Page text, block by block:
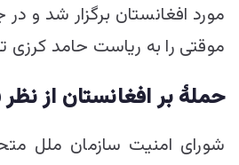
موقتی را به ریاست حامد کرزی
حملۀ بر افغانستان از نظر